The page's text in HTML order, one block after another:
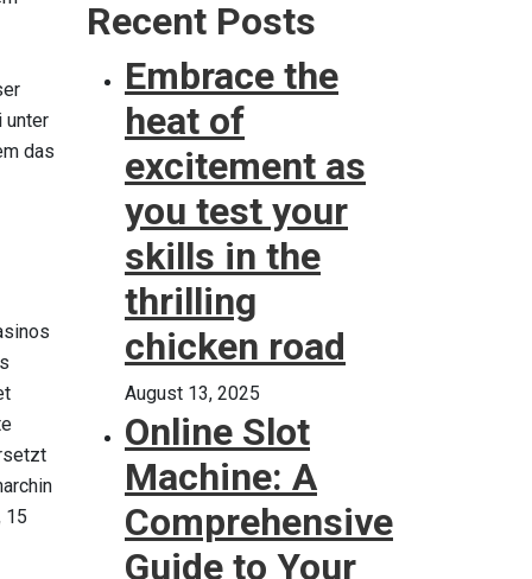
unter
das
15
for:
Recent Posts
Embrace the
heat of
excitement as
you test your
skills in the
thrilling
chicken road
August 13, 2025
Online Slot
Machine: A
Comprehensive
Guide to Your